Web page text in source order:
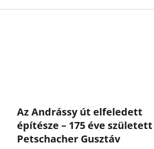
Az Andrássy út elfeledett
építésze – 175 éve született
Petschacher Gusztáv